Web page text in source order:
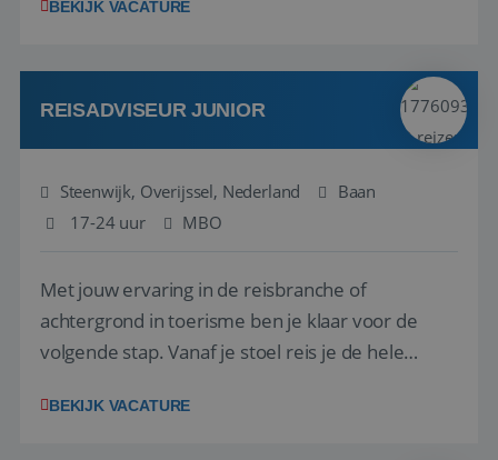
het samenstellen en boeken van de perfecte
deze onderdelen zijn nu samen gevoegd...
BEKIJK VACATURE
REISADVISEUR JUNIOR
Steenwijk, Overijssel, Nederland
Baan
17-24 uur
MBO
Met jouw ervaring in de reisbranche of
achtergrond in toerisme ben je klaar voor de
volgende stap. Vanaf je stoel reis je de hele
wensen van je team, je klant en wat er in de
BEKIJK VACATURE